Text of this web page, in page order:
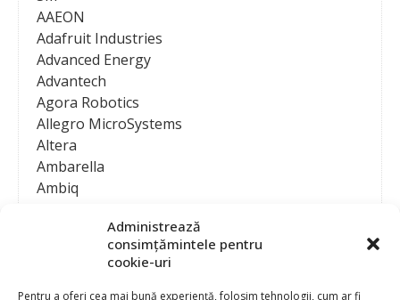
Administrează
consimțămintele pentru
cookie-uri
Pentru a oferi cea mai bună experiență, folosim tehnologii, cum ar fi
AAEON
Adafruit Industries
Advanced Energy
Advantech
Agora Robotics
Allegro MicroSystems
Altera
Ambarella
Ambiq
Analog Devices
Anritsu Corporation
Ansys